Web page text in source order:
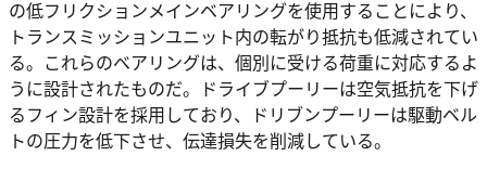
の低フリクションメインベアリングを使用することにより、
トランスミッションユニット内の転がり抵抗も低減されてい
る。これらのベアリングは、個別に受ける荷重に対応するよ
うに設計されたものだ。ドライブプーリーは空気抵抗を下げ
るフィン設計を採用しており、ドリブンプーリーは駆動ベル
トの圧力を低下させ、伝達損失を削減している。